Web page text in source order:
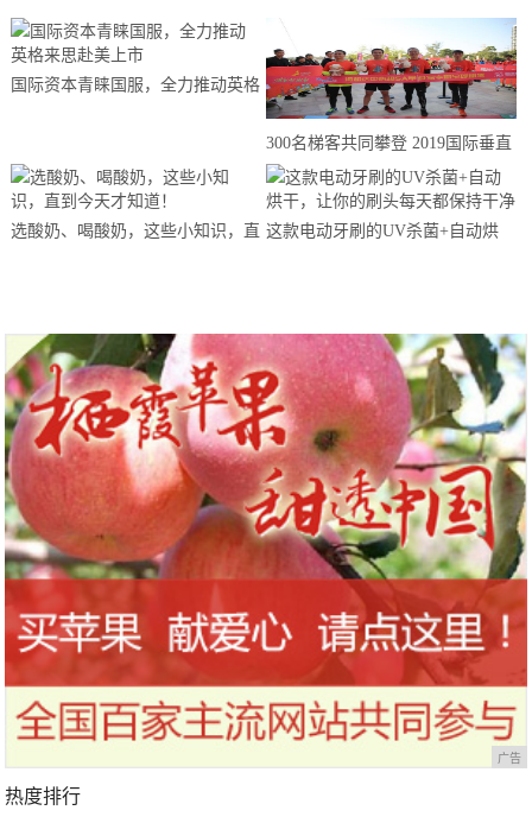
国际资本青睐国服，全力推动英格
300名梯客共同攀登 2019国际垂直
马拉松超级精英赛顺德海骏达中心
站欢乐开跑
选酸奶、喝酸奶，这些小知识，直 这款电动牙刷的UV杀菌+自动烘
广告
热度排行